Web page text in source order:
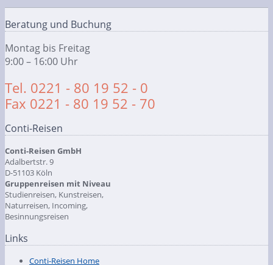
Beratung und Buchung
Montag bis Freitag
9:00 – 16:00 Uhr
Tel. 0221 - 80 19 52 - 0
Fax 0221 - 80 19 52 - 70
Conti-Reisen
Conti-Reisen GmbH
Adalbertstr. 9
D-51103 Köln
Gruppenreisen mit Niveau
Studienreisen, Kunstreisen,
Naturreisen, Incoming,
Besinnungsreisen
Links
Conti-Reisen Home